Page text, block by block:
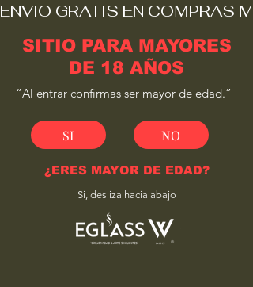
ENVIO GRATIS EN COMPRAS
SITIO PARA MAYORES
DE 18 AÑOS
“Al entrar confirmas ser mayor de edad.”
SI NO
¿ERES MAYOR DE EDAD?
Si, desliza hacia abajo